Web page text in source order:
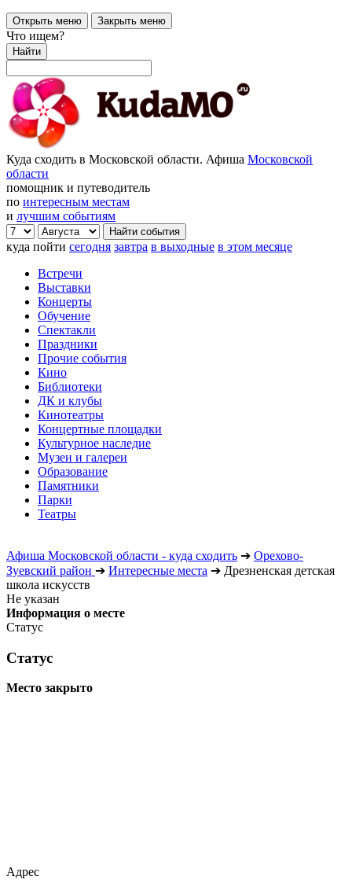
Открыть меню Закрыть меню
Что ищем?
Найти
Куда сходить в Московской области. Афиша Московской
области
помощник и путеводитель
по интересным местам
и лучшим событиям
куда пойти сегодня завтра в выходные в этом месяце
Встречи
Выставки
Концерты
Обучение
Спектакли
Праздники
Прочие события
Кино
Библиотеки
ДК и клубы
Кинотеатры
Концертные площадки
Культурное наследие
Музеи и галереи
Образование
Памятники
Парки
Театры
Афиша Московской области - куда сходить ➔ Орехово-
Зуевский район ➔ Интересные места ➔ Дрезненская детская
школа искусств
Не указан
Информация о месте
Статус
Статус
Место закрыто
Адрес